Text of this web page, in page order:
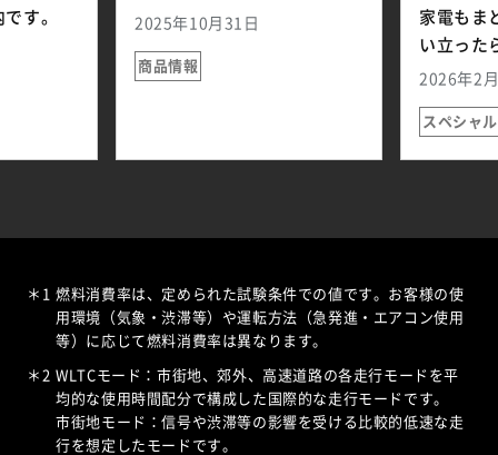
す。
2025年10月31日
商品情報
家電もま
い立った
2026年2
スペシャル
＊1
燃料消費率は、定められた試験条件での値です。お客様の使
用環境（気象・渋滞等）や運転方法（急発進・エアコン使用
等）に応じて燃料消費率は異なります。
＊2 WLTCモード：市街地、郊外、高速道路の各走行モードを平
均的な使用時間配分で構成した国際的な走行モードです。
市街地モード：信号や渋滞等の影響を受ける比較的低速な走
行を想定したモードです。